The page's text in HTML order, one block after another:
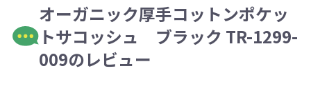
オーガニック厚手コットンポケッ
トサコッシュ ブラック TR-1299-
009のレビュー